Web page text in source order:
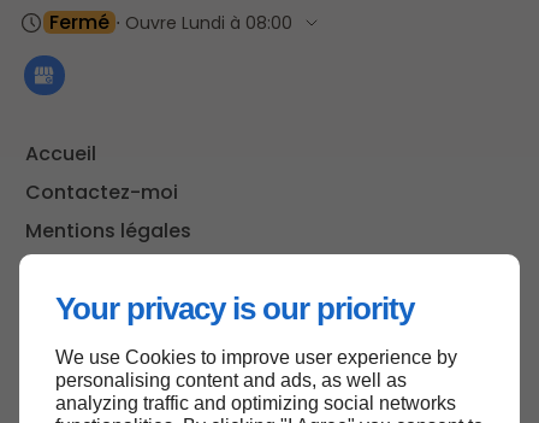
Your privacy is our priority
We use Cookies to improve user experience by
personalising content and ads, as well as
analyzing traffic and optimizing social networks
Fermé ⋅ Ouvre Lundi à 08:00
Accueil
Contactez-moi
Mentions légales
Haut de page